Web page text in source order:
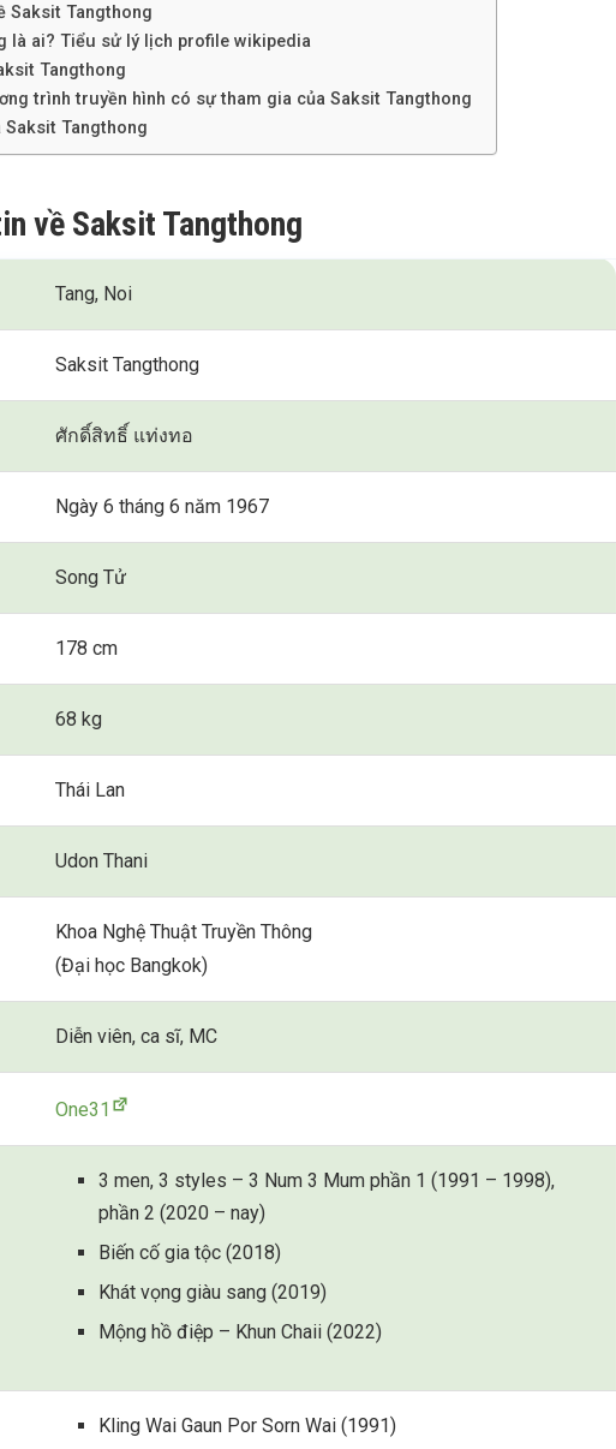
Saksit Tangthong
là ai? Tiểu sử lý lịch profile wikipedia
Tangthong
trình truyền hình có sự tham gia của Saksit Tangthong
Saksit Tangthong
về Saksit Tangthong
Tang, Noi
Saksit Tangthong
ศักดิ์สิทธิ์ แท่งทอ
Ngày 6 tháng 6 năm 1967
Song Tử
178 cm
68 kg
Thái Lan
Udon Thani
Khoa Nghệ Thuật Truyền Thông
(Đại học Bangkok)
Diễn viên, ca sĩ, MC
One31
3 men, 3 styles – 3 Num 3 Mum phần 1 (1991 – 1998),
phần 2 (2020 – nay)
Biến cố gia tộc (2018)
Khát vọng giàu sang (2019)
Mộng hồ điệp – Khun Chaii (2022)
Kling Wai Gaun Por Sorn Wai (1991)